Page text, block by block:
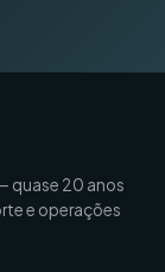
quase 20 anos
e operações